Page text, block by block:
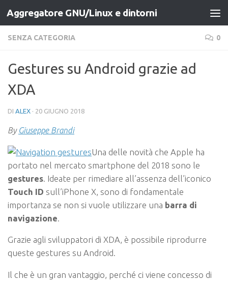
Salta al contenuto
Aggregatore GNU/Linux e dintorni
SENZA CATEGORIA 0
Gestures su Android grazie ad
XDA
DI ALEX · 20 GIUGNO 2018
By Giuseppe Brandi
Una delle novità che Apple ha
portato nel mercato smartphone del 2018 sono le
gestures . Ideate per rimediare all’assenza dell’iconico
Touch ID sull’iPhone X, sono di fondamentale
importanza se non si vuole utilizzare una barra di
navigazione
Grazie agli sviluppatori di XDA, è possibile riprodurre
queste gestures su Android.
Il che è un gran vantaggio, perché ci viene concesso di